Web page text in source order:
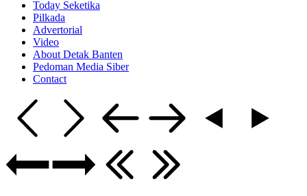
Today Seketika
Pilkada
Advertorial
Video
About Detak Banten
Pedoman Media Siber
Contact